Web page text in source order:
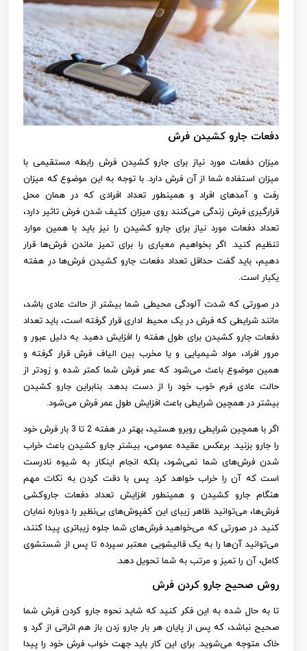
دفعات جارو کشیدن فرش
میزان دفعات مورد نیاز برای جارو کشیدن فرش رابطه مستقیمی با
میزان استفاده شما از آن فرش دارد. با توجه به این موضوع که میزان
رفت و آمدهای افراد و همینطور تعداد افرادی که در همان محل
قرارگیری فرش زندگی می‌کنند روی میزان کثیف شدن فرش تاثیر دارد،
تعداد دفعات مورد نیاز برای جارو کشیدن را نیز باید با همین موارد
تنظیم کنید. اگر بخواهیم معیاری را برای تمیز ماندن فرش‌ها قرار
دهیم، باید گفت حداقل تعداد دفعات جارو کشیدن فرش‌ها در هفته
یکبار است.
در صورتی که شدت آلودگی محیطی شما بیشتر از حالت عادی باشد،
مانند شرایطی که فرش در یک محیط اداری قرار گرفته است، باید تعداد
دفعات جارو کشیدن برای طول هفته را افزایش دهید. به دلیل عبور و
مرور افراد، مواد شیمیایی و یا مخرب بین الیاف فرش قرار گرفته و
همین موضوع باعث می‌شود که عمر فرش شما کمتر شده و زودتر از
حالت عادی فرم خوب خود را از دست بدهد. بنابراین جارو کشیدن
بیشتر در همچین شرایطی باعث افزایش طول عمر فرش می‌شود.
اگر با همچین شرایطی روبرو هستید، بهتر در هفته 2 تا 3 بار فرش خود
را جارو بزنید. برعکس عقیده عمومی، بیشتر جارو کشیدن باعث خراب
شدن فرش‌های شما نمی‌شود، بلکه انجام اینکار به شیوه نادرست
است که آن را خراب خواهد کرد. پس با دقت کردن به نکات مهم
هنگام جارو کشیدن و همینطور افزایش تعداد دفعات جاروکشی
فرش‌ها، می‌توانید ظاهر زیبای این کفپوش‌های بی‌نظیر را دوباره نمایان
کنید. در صورتی که می‌خواهید فرش‌های شما جلوه زیباتری پیدا کنند،
می‌توانید آن‌ها را به یک قالیشویی معتبر سپرده تا پس از شستشوی
کامل، آن را تمیز و مرتب به شما تحویل دهد.
روش صحیح جارو کردن فرش
تا به حال شده به این فکر کنید که شاید نحوه جارو کردن فرش شما
صحیح نباشد، که پس از پایان هر بار جارو زدن باز هم اثراتی از گرد و
خاک متوجه می‌شوید. برای این کار باید جهت خواب فرش خود را پیدا